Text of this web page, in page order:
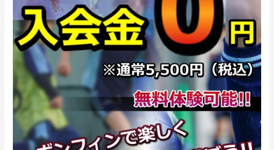
入
会
金
OFF
ャ
ン
ペ
ー
ン
実